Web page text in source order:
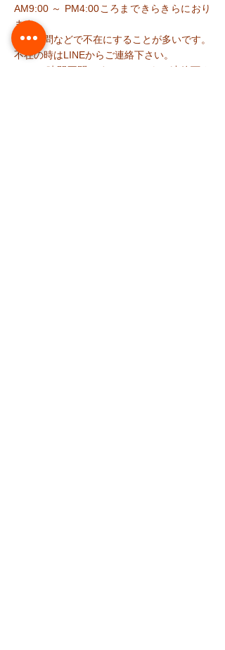
AM9:00 ～ PM4:00ころまで​きらきらにおり
ます。
が、訪問などで不在にすることが多いです。
​不在の時はLINEからご連絡下さい。
​LINEは時間不問です。いつでもご連絡下さ